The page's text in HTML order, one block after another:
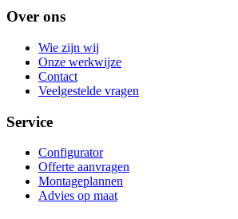
Over ons
Wie zijn wij
Onze werkwijze
Contact
Veelgestelde vragen
Service
Configurator
Offerte aanvragen
Montageplannen
Advies op maat